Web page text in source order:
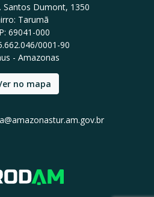
Santos Dumont, 1350
Tarumã
69041-000
0001-90
- Amazonas
no mapa